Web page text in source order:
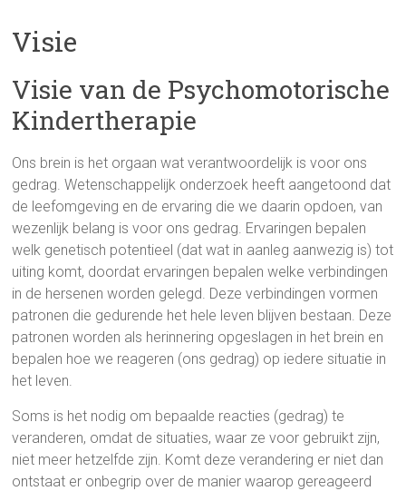
Psychomotorische
Kindertherapie
Visie
Visie van de Psychomotorische
Kindertherapie
Ons brein is het orgaan wat verantwoordelijk is voor ons
gedrag. Wetenschappelijk onderzoek heeft aangetoond dat
de leefomgeving en de ervaring die we daarin opdoen, van
wezenlijk belang is voor ons gedrag. Ervaringen bepalen
welk genetisch potentieel (dat wat in aanleg aanwezig is) tot
uiting komt, doordat ervaringen bepalen welke verbindingen
in de hersenen worden gelegd. Deze verbindingen vormen
patronen die gedurende het hele leven blijven bestaan. Deze
patronen worden als herinnering opgeslagen in het brein en
bepalen hoe we reageren (ons gedrag) op iedere situatie in
het leven.
Soms is het nodig om bepaalde reacties (gedrag) te
veranderen, omdat de situaties, waar ze voor gebruikt zijn,
niet meer hetzelfde zijn. Komt deze verandering er niet dan
ontstaat er onbegrip over de manier waarop gereageerd